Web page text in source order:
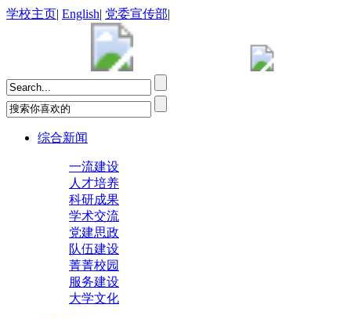
学校主页| English| 党委宣传部|
综合新闻
一流建设
人才培养
科研成果
学术交流
党建思政
队伍建设
菁菁校园
服务建设
大学文化